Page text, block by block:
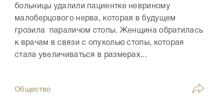
больницы удалили пациентке невриному
малоберцового нерва, которая в будущем
грозила параличом стопы. Женщина обратилась
к врачам в связи с опухолью стопы, которая
стала увеличиваться в размерах...
Общество